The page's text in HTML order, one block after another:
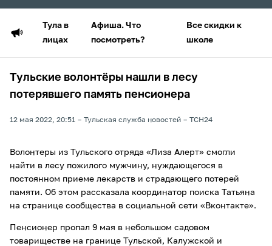
Тула в
лицах
Афиша. Что
посмотреть?
Все скидки к
школе
Тульские волонтёры нашли в лесу
потерявшего память пенсионера
12 мая 2022, 20:51 Тульская служба новостей ТСН24
Волонтеры из Тульского отряда «Лиза Алерт» смогли
найти в лесу пожилого мужчину, нуждающегося в
постоянном приеме лекарств и страдающего потерей
памяти. Об этом рассказала координатор поиска Татьяна
на странице сообщества в социальной сети «Вконтакте».
Пенсионер пропал 9 мая в небольшом садовом
товариществе на границе Тульской, Калужской и